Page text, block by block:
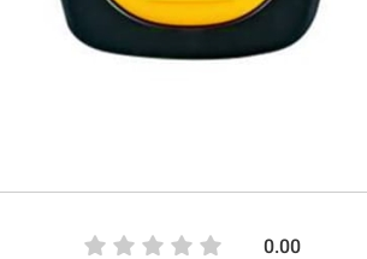
0.00